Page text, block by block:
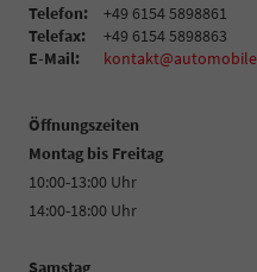
Telefon:
+49 6154 5898861
Telefax:
+49 6154 5898863
E-Mail:
Öffnungszeiten
Montag bis Freitag
10:00-13:00 Uhr
14:00-18:00 Uhr
Samstag